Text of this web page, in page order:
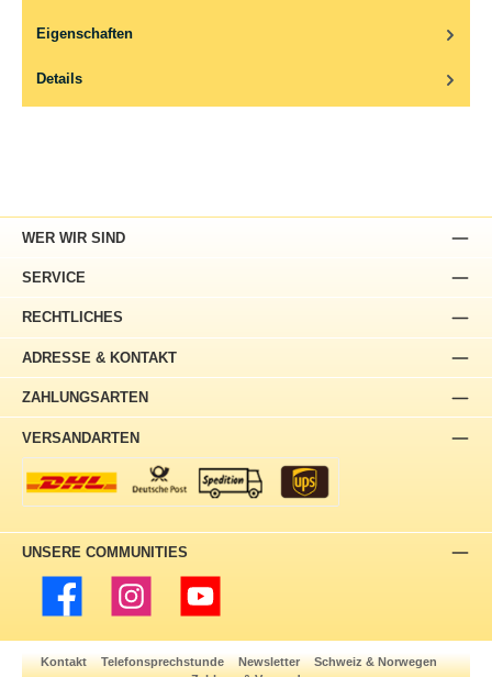
Eigenschaften
Details
ADRESSE & KONTAKT
WER WIR SIND
SERVICE
RECHTLICHES
ZAHLUNGSARTEN
VERSANDARTEN
UNSERE COMMUNITIES
Facebook Instagram YouTube
Kontakt Telefonsprechstunde Newsletter
Schweiz & Norwegen